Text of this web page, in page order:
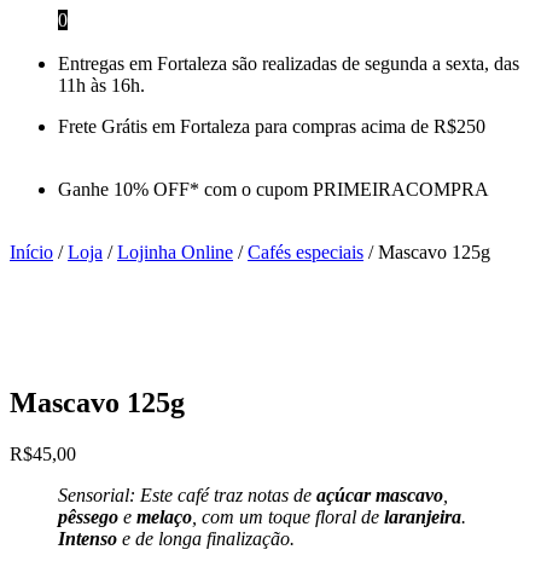
0
Entregas em Fortaleza são realizadas de segunda a sexta, das
11h às 16h.
Frete Grátis em Fortaleza para compras acima de R$250
Ganhe 10% OFF* com o cupom PRIMEIRACOMPRA
Início /Loja /Lojinha Online /Cafés especiais / Mascavo 125g
Mascavo 125g
R$45,00
Sensorial: Este café traz notas de açúcar mascavo
pêssego e melaço , com um toque floral de laranjeira.
Intenso e de longa finalização.